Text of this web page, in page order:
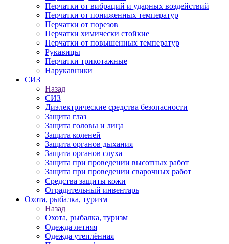
Перчатки от вибраций и ударных воздействий
Перчатки от пониженных температур
Перчатки от порезов
Перчатки химически стойкие
Перчатки от повышенных температур
Рукавицы
Перчатки трикотажные
Нарукавники
СИЗ
Назад
СИЗ
Диэлектрические средства безопасности
Защита глаз
Защита головы и лица
Защита коленей
Защита органов дыхания
Защита органов слуха
Защита при проведении высотных работ
Защита при проведении сварочных работ
Средства защиты кожи
Оградительный инвентарь
Охота, рыбалка, туризм
Назад
Охота, рыбалка, туризм
Одежда летняя
Одежда утеплённая